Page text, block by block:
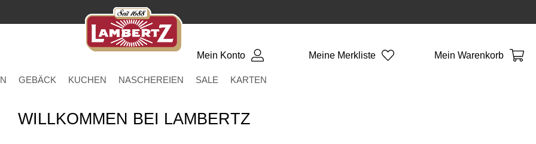
Mein Konto Meine Merkliste Mein Warenkorb
GEBÄCK KUCHEN NASCHEREIEN SALE KARTEN
WILLKOMMEN BEI LAMBERTZ